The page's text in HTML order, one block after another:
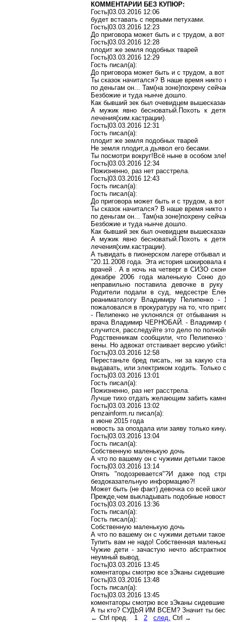
КОММЕНТАРИИ БЕЗ КУПЮР:
Гость|03.03.2016 12:06
будет вставать с первыми петухами.
Гость|03.03.2016 12:23
До приговора может быть и с трудом, а
Гость|03.03.2016 12:28
плодит же земля подобных тварей
Гость|03.03.2016 12:29
Гость писал(a):
До приговора может быть и с трудом, а
Ты сказок начитался? В наше время
по деньгам он... Там(на зоне)похрену
Безбожие и туда нынче дошло.
Как бывший зек был очевидцем
А мужик явно бесноватый.Похотьк
лечения(хим.кастрации).
Гость|03.03.2016 12:31
Гость писал(a):
плодит же земля подобных тварей
Не земля плодит,адьявол его бесами.
Ты посмотри вокруг!Всё ныне в особом
Гость|03.03.2016 12:34
Пожизненно, раз нет расстрела.
Гость|03.03.2016 12:43
Гость писал(a):
Гость писал(a):
До приговора может быть и с трудом, а
Ты сказок начитался? В наше время
по деньгам он... Там(на зоне)похрену
Безбожие и туда нынче дошло.
Как бывший зек был очевидцем
А мужик явно бесноватый.Похотьк
лечения(хим.кастрации).
А тывидать в пионерском лагере отбывал
"20.11.2008 года. Эта история
врачей . А в ночь на четверг в СИЗО
декабре 2006 года маленькую Соню
неправильно поставила девочке в
Родители подали в суд, медсестре
реаниматологу Владимиру
Пелипенко-
пожаловался в прокуратуру на то, что
- Пелипенконе уклонялся от отбывания
врача Владимир ЧЕРНОБАЙ. - Владимир
случится, расследуйте это дело по
Родственникам сообщили, что Пелипенко
вены. Но адвокат отстаивает версию
Гость|03.03.2016 12:58
Перестаньте бред писать, ни за какую
выдавать, или электриком ходить. Только
Гость|03.03.2016 13:01
Гость писал(a):
Пожизненно, раз нет расстрела.
Лучше тихо отдать желающим забить
Гость|03.03.2016 13:02
penzainform.ru писал(a):
в июне 2015 года
новость заопоздала или заяву только
Гость|03.03.2016 13:04
Гость писал(a):
Собственную маленькую дочь
А что по вашему он с чужими детьми
Гость|03.03.2016 13:14
Опять "подозревается"?И даже под
бездоказательную информацию?!
Может быть (не факт) девочка со всей
Прежде,чем выкладывать подобные
Гость|03.03.2016 13:36
Гость писал(a):
Гость писал(a):
Собственную маленькую дочь
А что по вашему он с чужими детьми
Тупить вам не надо! Собственная
Чужие дети - зачастую нечто
неумный вывод.
Гость|03.03.2016 13:45
коментаторы смотрю все зЭканы сидевшие
Гость|03.03.2016 13:48
Гость писал(a):
Гость|03.03.2016 13:45
коментаторы смотрю все зЭканы сидевшие
А ты кто? СУДЬЯ ИМ ВСЕМ? Значит ты бес
← Ctrl пред. 1 2 след. Ctrl →